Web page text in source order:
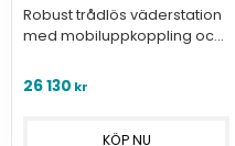
Robust trådlös väderstation
med mobiluppkoppling och
montage där det inte finns
26 130 kr